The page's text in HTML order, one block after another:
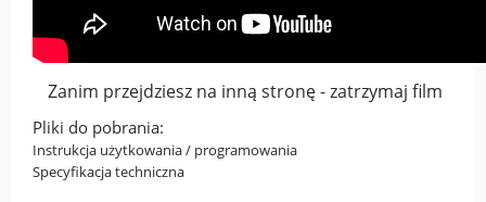
Zanim przejdziesz na inną stronę - zatrzymaj film
Pliki do pobrania:
Instrukcja użytkowania / programowania
Specyfikacja techniczna